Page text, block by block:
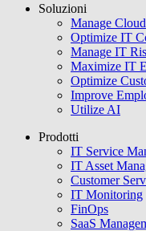
USU GmbH
Soluzioni
Manage Cloud
Optimize IT
Manage IT
Maximize IT
Optimize
Improve
Utilize AI
Prodotti
IT Service
IT Asset
Customer
IT Monitoring
FinOps
SaaS